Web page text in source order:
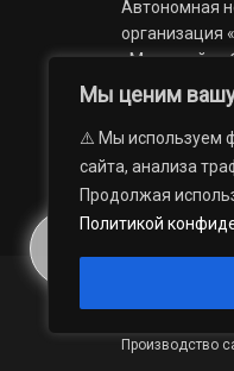
Мы ценим
⚠️ Мы используем
сайта, анализа
Продолжая
Политикой
Автономная
организация
«Миасский
Областное
учреждение
«Губерния».
© 2012 — 2026.
Производство